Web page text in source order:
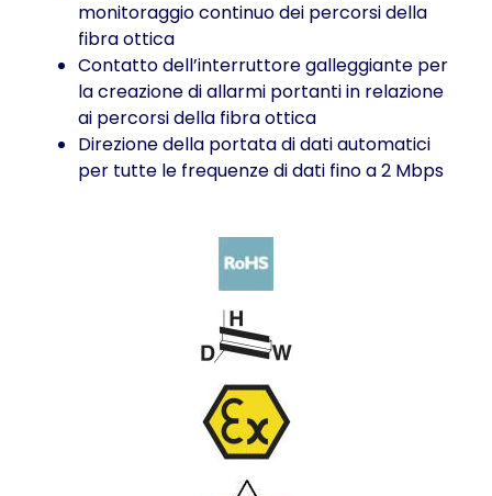
monitoraggio continuo dei percorsi della
fibra ottica
Contatto dell’interruttore galleggiante per
la creazione di allarmi portanti in relazione
ai percorsi della fibra ottica
Direzione della portata di dati automatici
per tutte le frequenze di dati fino a 2 Mbps